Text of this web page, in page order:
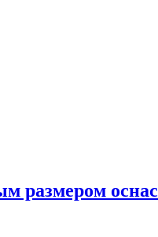
размером